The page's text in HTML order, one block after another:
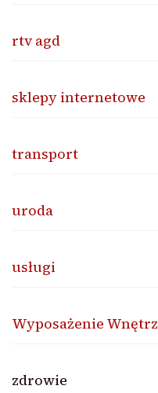
rtv agd
sklepy internetowe
transport
uroda
usługi
Wyposażenie Wnętrz
zdrowie